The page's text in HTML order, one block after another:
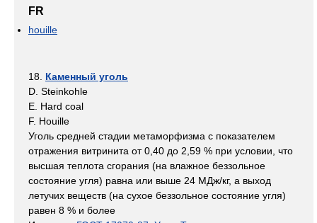
FR
houille
18. Каменный уголь
D. Steinkohle
E. Hard coal
F. Houille
Уголь средней стадии метаморфизма с показателем
отражения витринита от 0,40 до 2,59 % при условии, что
высшая теплота сгорания (на влажное беззольное
состояние угля) равна или выше 24 МДж/кг, а выход
летучих веществ (на сухое беззольное состояние угля)
равен 8 % и более